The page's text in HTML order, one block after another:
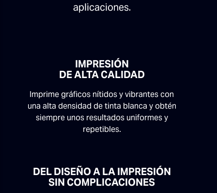
aplicaciones.
IMPRESIÓN
DE ALTA CALIDAD
Imprime gráficos nítidos y vibrantes con
una alta densidad de tinta blanca y obtén
siempre unos resultados uniformes y
repetibles.
DEL DISEÑO A LA IMPRESIÓN
SIN COMPLICACIONES